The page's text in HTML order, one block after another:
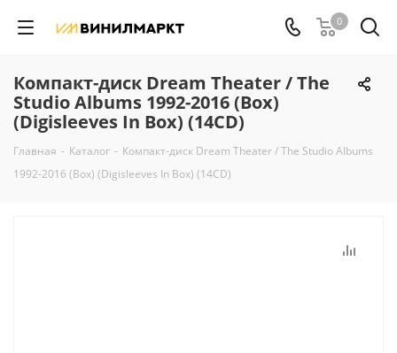
0
Компакт-диск Dream Theater / The
Studio Albums 1992-2016 (Box)
(Digisleeves In Box) (14CD)
Главная - Каталог - Компакт-диск Dream Theater / The Studio Albums
1992-2016 (Box) (Digisleeves In Box) (14CD)